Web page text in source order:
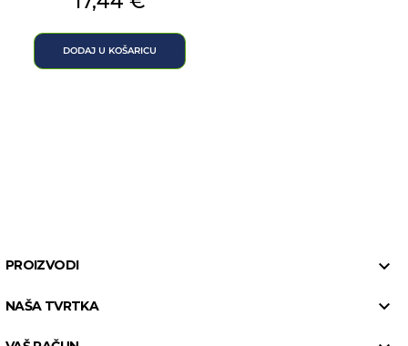
DODAJ U KOŠARICU
PROIZVODI 
NAŠA TVRTKA 